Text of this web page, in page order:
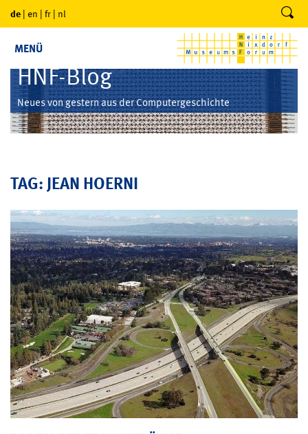
de | en | fr | nl
MENÜ
HNF-Blog
Neues von gestern aus der Computergeschichte
TAG: JEAN HOERNI